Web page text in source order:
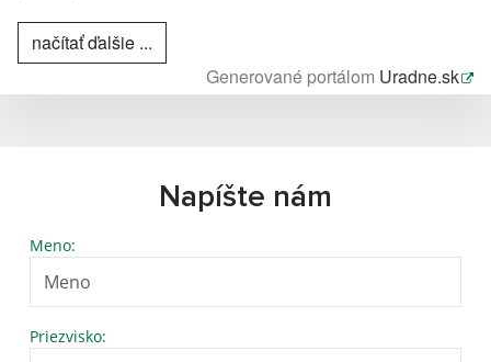
načítať ďalšie ...
Generované portálom Uradne.sk
Napíšte nám
Meno:
Priezvisko: